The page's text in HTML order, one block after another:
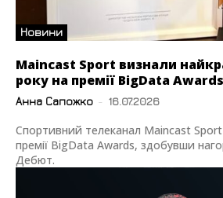
Новини
Maincast Sport визнали
року на премії BigData Awards
Анна Сапожко - 16.07.2026
Спортивний телеканал Maincast
премії BigData Awards, здобувши
Дебют.